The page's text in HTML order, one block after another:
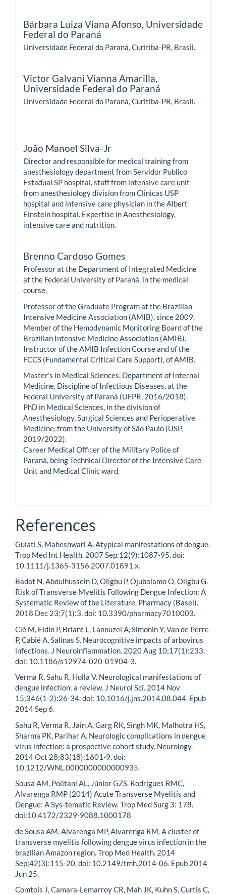
Bárbara Luiza Viana Afonso, Universidade
Federal do Paraná
Universidade Federal do Paraná, Curitiba-PR, Brasil.
Victor Galvani Vianna Amarilla,
Universidade Federal do Paraná
Universidade Federal do Paraná, Curitiba-PR, Brasil.
João Manoel Silva-Jr
Director and responsible for medical training from
anesthesiology department from Servidor Publico
Estadual SP hospital, staff from intensive care unit
from anesthesiology division from Clinicas USP
hospital and intensive care physician in the Albert
Einstein hospital. Expertise in Anesthesiology,
intensive care and nutrition.
Brenno Cardoso Gomes
Professor at the Department of Integrated Medicine
at the Federal University of Paraná, in the medical
course.
Professor of the Graduate Program at the Brazilian
Intensive Medicine Association (AMIB), since 2009.
Member of the Hemodynamic Monitoring Board of the
Brazilian Intensive Medicine Association (AMIB).
Instructor of the AMIB Infection Course and of the
FCCS (Fundamental Critical Care Support), of AMIB.
Master's in Medical Sciences, Department of Internal
Medicine, Discipline of Infectious Diseases, at the
Federal University of Paraná (UFPR, 2016/2018).
PhD in Medical Sciences, in the division of
Anesthesiology, Surgical Sciences and Perioperative
Medicine, from the University of São Paulo (USP,
2019/2022).
Career Medical Officer of the Military Police of
Paraná, being Technical Director of the Intensive Care
Unit and Medical Clinic ward.
References
Gulati S, Maheshwari A. Atypical manifestations of dengue.
Trop Med Int Health. 2007 Sep;12(9):1087-95. doi:
10.1111/j.1365-3156.2007.01891.x.
Badat N, Abdulhussein D, Oligbu P, Ojubolamo O, Oligbu G.
Risk of Transverse Myelitis Following Dengue Infection: A
Systematic Review of the Literature. Pharmacy (Basel).
2018 Dec 23;7(1):3. doi: 10.3390/pharmacy7010003.
Clé M, Eldin P, Briant L, Lannuzel A, Simonin Y, Van de Perre
P, Cabié A, Salinas S. Neurocognitive impacts of arbovirus
infections. J Neuroinflammation. 2020 Aug 10;17(1):233.
doi: 10.1186/s12974-020-01904-3.
Verma R, Sahu R, Holla V. Neurological manifestations of
dengue infection: a review. J Neurol Sci. 2014 Nov
15;346(1-2):26-34. doi: 10.1016/j.jns.2014.08.044. Epub
2014 Sep 6.
Sahu R, Verma R, Jain A, Garg RK, Singh MK, Malhotra HS,
Sharma PK, Parihar A. Neurologic complications in dengue
virus infection: a prospective cohort study. Neurology.
2014 Oct 28;83(18):1601-9. doi:
10.1212/WNL.0000000000000935.
Sousa AM, Politani AL, Júnior GZS, Rodrigues RMC,
Alvarenga RMP (2014) Acute Transverse Myelitis and
Dengue: A Sys-tematic Review. Trop Med Surg 3: 178.
doi:10.4172/2329-9088.1000178
de Sousa AM, Alvarenga MP, Alvarenga RM. A cluster of
transverse myelitis following dengue virus infection in the
brazilian Amazon region. Trop Med Health. 2014
Sep;42(3):115-20. doi: 10.2149/tmh.2014-06. Epub 2014
Jun 25.
Comtois J, Camara-Lemarroy CR, Mah JK, Kuhn S, Curtis C,